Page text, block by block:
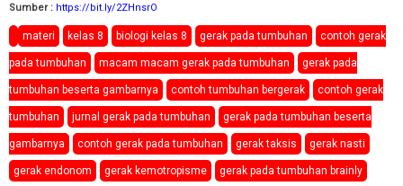
Sumber : https://bit.ly/2ZHnsrO
materi kelas 8 biologi kelas 8 gerak pada tumbuhan contoh gerak
pada tumbuhan macam macam gerak pada tumbuhan gerak pada
tumbuhan beserta gambarnya contoh tumbuhan bergerak contoh gerak
tumbuhan jurnal gerak pada tumbuhan gerak pada tumbuhan beserta
gambarnya contoh gerak pada tumbuhan gerak taksis gerak nasti
gerak endonom gerak kemotropisme gerak pada tumbuhan brainly